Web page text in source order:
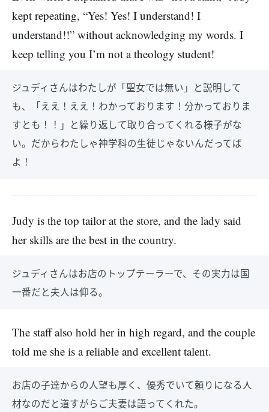
kept repeating, “Yes! Yes! I understand! I
understand!!” without acknowledging my words. I
keep telling you I’m not a theology student!
ジュディさんはわたしが「聖女では無い」と説明して
も、「ええ！ええ！わかっております！分かっておりま
すとも！！」と繰り返して取り合ってくれる様子がな
い。だからわたしゃ神学科の生徒じゃないんだってば
よ！
Judy is the top tailor at the store, and the lady said
her skills are the best in the country.
ジュディさんはお店のトップテーラーで、その実力は国
一番だと夫人は仰る。
The staff also hold her in high regard, and the couple
told me she is a reliable and excellent talent.
お店の子達からの人望も厚く、優秀でいて頼りになる人
材なのだと道すがらご夫妻は語ってくれた。